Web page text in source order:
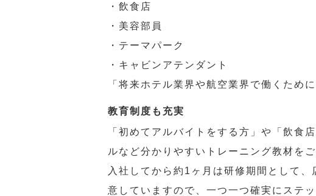
・飲食店
・美容部員
・テーマパーク
・キャビンアテンダント
「将来ホテル業界や航空業界で働くため
教育制度も充実
「初めてアルバイトをする方」や「飲食
ルなど分かりやすいトレーニング教材を
入社してから約1ヶ月は研修期間として
意していますので、一つ一つ確実にステ